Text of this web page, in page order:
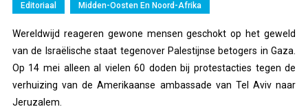
Editoriaal Midden-Oosten En Noord-Afrika
Wereldwijd reageren gewone mensen geschokt op het geweld
van de Israëlische staat tegenover Palestijnse betogers in Gaza.
Op 14 mei alleen al vielen 60 doden bij protestacties tegen de
verhuizing van de Amerikaanse ambassade van Tel Aviv naar
Jeruzalem.